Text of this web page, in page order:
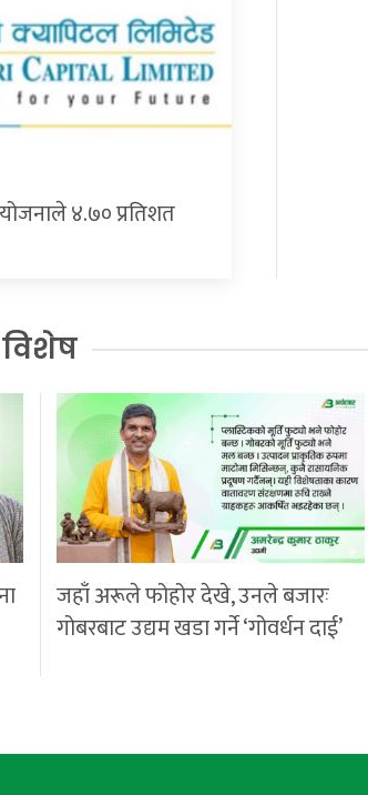
४.७० प्रतिशत
विशेष
जहाँ अरूले फोहोर देखे, उनले बजारः
गोबरबाट उद्यम खडा गर्ने ‘गोवर्धन दाई’